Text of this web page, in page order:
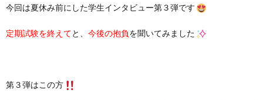
今回は夏休み前にした学生インタビュー第３弾です
定期試験を終えてと、 今後の抱負を聞いてみました
第３弾はこの方